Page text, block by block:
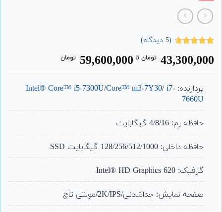
از 5 امتیاز
مشتری
(
5دیدگاه)
43,300,000 تومان ‌ تا ‌ 59,600,000 تومان
پردازنده: Intel® Core™ i5-7300U/Core™ m3-7Y30/i7-
7660U
حافظه رم: 4/8/16 گیگابایت
حافظه داخلی: 128/256/512/1000 گیگابایت SSD
گرافیک: Intel® HD Graphics 620
صفحه نمایش: جداشدنی/2K/IPS/مولتی تاچ